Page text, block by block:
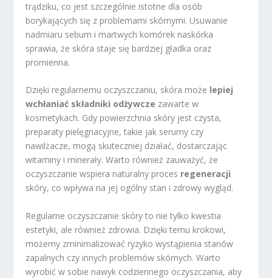
trądziku, co jest szczególnie istotne dla osób
borykających się z problemami skórnymi. Usuwanie
nadmiaru sebum i martwych komórek naskórka
sprawia, że skóra staje się bardziej gładka oraz
promienna.
Dzięki regularnemu oczyszczaniu, skóra może lepiej
wchłaniać składniki odżywcze zawarte w
kosmetykach. Gdy powierzchnia skóry jest czysta,
preparaty pielęgnacyjne, takie jak serumy czy
nawilżacze, mogą skuteczniej działać, dostarczając
witaminy i minerały. Warto również zauważyć, że
oczyszczanie wspiera naturalny proces regeneracji
skóry, co wpływa na jej ogólny stan i zdrowy wygląd.
Regularne oczyszczanie skóry to nie tylko kwestia
estetyki, ale również zdrowia. Dzięki temu krokowi,
możemy zminimalizować ryzyko wystąpienia stanów
zapalnych czy innych problemów skórnych. Warto
wyrobić w sobie nawyk codziennego oczyszczania, aby